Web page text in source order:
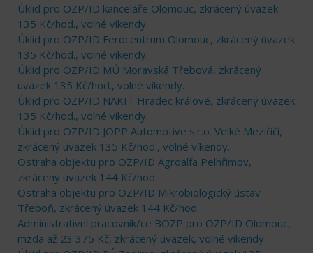
Úklid pro OZP/ID kanceláře Olomouc, zkrácený úvazek
135 Kč/hod., volné víkendy.
Úklid pro OZP/ID Ferocentrum Olomouc, zkrácený úvazek
135 Kč/hod., volné víkendy.
Úklid pro OZP/ID MÚ Moravská Třebová, zkrácený
úvazek 135 Kč/hod., volné víkendy.
Úklid pro OZP/ID NAKIT Hradec králové, zkrácený úvazek
135 Kč/hod., volné víkendy.
Úklid pro OZP/ID JOPP Automotive s.r.o. Velké Meziříčí,
zkrácený úvazek 135 Kč/hod., volné víkendy.
Ostraha objektu pro OZP/ID Agroalfa Pelhřimov,
zkrácený úvazek 144 Kč/hod.
Ostraha objektu pro OZP/ID Mikrobiologický ústav
Třeboň, zkrácený úvazek 144 Kč/hod.
Administrativní pracovník/ce BOZP pro OZP/ID Olomouc,
mzda až 23 375 Kč, zkrácený úvazek, volné víkendy.